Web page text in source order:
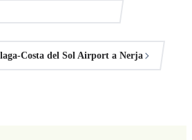
Costa del Sol Airport a Nerja